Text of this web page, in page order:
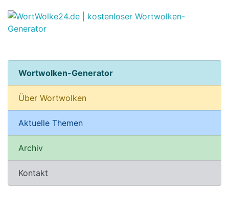
Wortwolken-Generator
Über Wortwolken
Aktuelle Themen
Archiv
Kontakt